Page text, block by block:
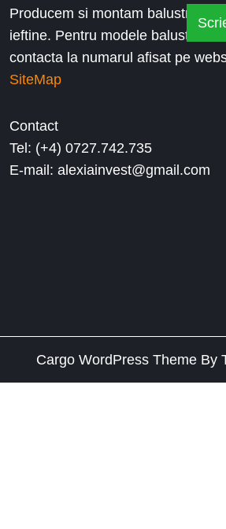
Producem si montam balustrade
ieftine. Pentru modele balustrade
contacta la numarul afisat pe
SiteMap
Contact
Tel: (+4) 0727.742.735
E-mail: alexiainvest@gmail.com
Cargo WordPress ThemeBy